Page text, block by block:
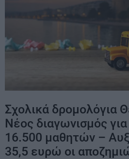
Σχολικά δρομολόγια
Νέος διαγωνισμός
16.500 μαθητών –
35,5 ευρώ οι